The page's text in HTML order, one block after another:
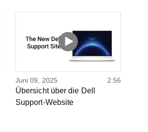
Juni 09, 2025 2:56
Übersicht über die Dell
Support-Website